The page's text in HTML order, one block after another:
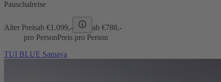
Pauschalreise
Alter Preisab €1.099,- ab €788,-
pro PersonPreis pro Person
TUI BLUE Samaya